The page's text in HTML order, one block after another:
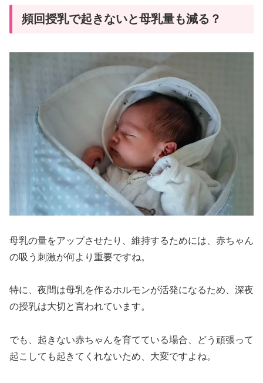
頻回授乳で起きないと母乳量も減る？
母乳の量をアップさせたり、維持するためには、赤ちゃん
の吸う刺激が何より重要ですね。
特に、夜間は母乳を作るホルモンが活発になるため、深夜
の授乳は大切と言われています。
でも、起きない赤ちゃんを育てている場合、どう頑張って
起こしても起きてくれないため、大変ですよね。